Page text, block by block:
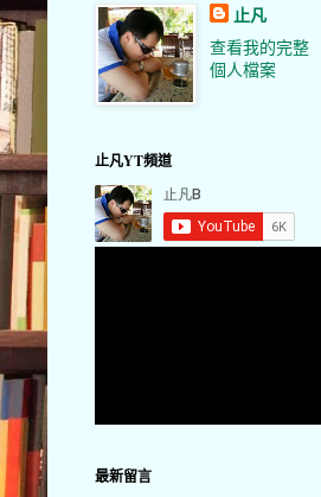
止凡
查看我的完整
個人檔案
止凡YT頻道
最新留言